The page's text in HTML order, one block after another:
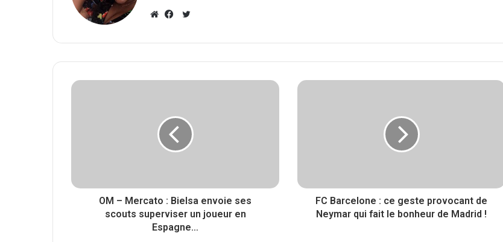
e
a
o
k
i
OM – Mercato : Bielsa envoie ses
scouts superviser un joueur en
Espagne…
FC Barcelone : ce geste provocant de
Neymar qui fait le bonheur de Madrid !